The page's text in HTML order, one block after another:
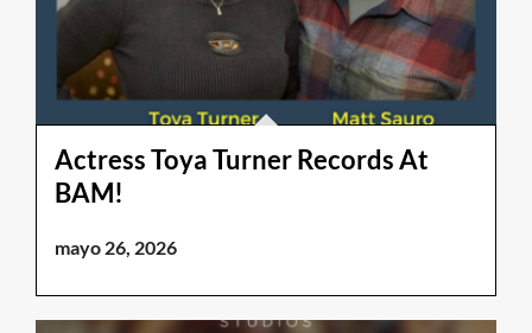
Actress Toya Turner Records At
BAM!
mayo 26, 2026